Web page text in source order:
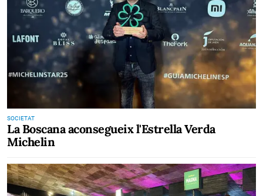
SOCIETAT
La Boscana aconsegueix l'Estrella Verda
Michelin